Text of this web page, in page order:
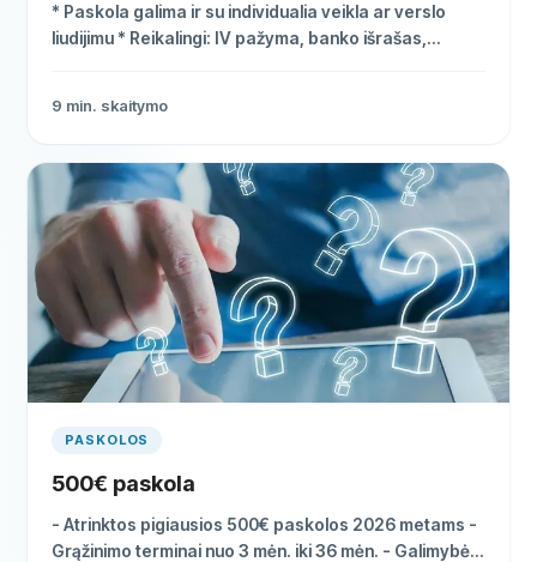
* Paskola galima ir su individualia veikla ar verslo
liudijimu * Reikalingi: IV pažyma, banko išrašas,
9 min. skaitymo
PASKOLOS
500€ paskola
- Atrinktos pigiausios 500€ paskolos 2026 metams -
Grąžinimo terminai nuo 3 mėn. iki 36 mėn. - Galimybė